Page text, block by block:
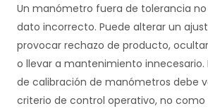
Un manómetro fuera de tolerancia
dato incorrecto. Puede alterar un
provocar rechazo de producto,
o llevar a mantenimiento innecesario.
de calibración de manómetros debe
criterio de control operativo, no